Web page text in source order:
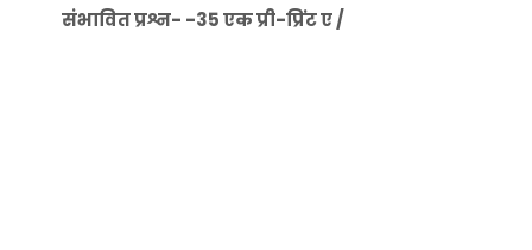
संभावित प्रश्न- -35 एक प्री-प्रिंट ए /